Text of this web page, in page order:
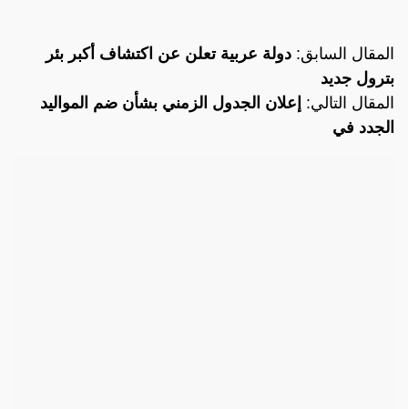
المقال السابق: دولة عربية تعلن عن اكتشاف أكبر بئر
بترول جديد
المقال التالي: إعلان الجدول الزمني بشأن ضم المواليد
الجدد في